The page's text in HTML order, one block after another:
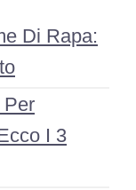
Di Rapa:
Per
I 3